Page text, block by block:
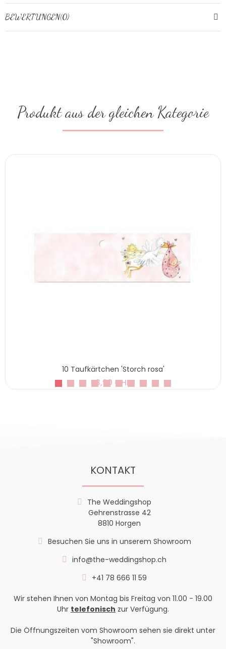
BEWERTUNGEN(0)
Produkt aus der gleichen Kategorie
10 Taufkärtchen 'Storch rosa'
3,90 CHF
KONTAKT
The Weddingshop
Gehrenstrasse 42
8810 Horgen
Besuchen Sie uns in unserem Showroom
info@the-weddingshop.ch
+41 78 666 11 59
Wir stehen Ihnen von Montag bis Freitag von 11.00 - 19.00
Uhr telefonisch zur Verfügung.
Die Öffnungszeiten vom Showroom sehen sie direkt unter
"Showroom".